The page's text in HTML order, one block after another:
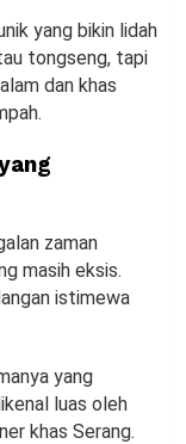
yang bikin lidah
tongseng, tapi
dan khas
zaman
masih eksis.
istimewa
yang
luas oleh
khas Serang.